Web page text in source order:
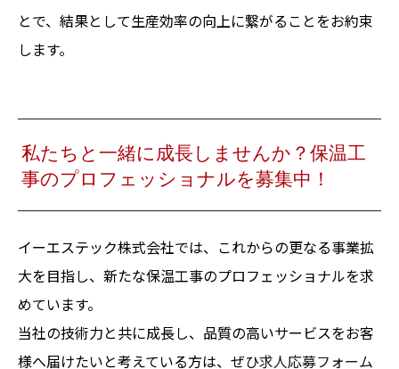
とで、結果として生産効率の向上に繋がることをお約束
します。
私たちと一緒に成長しませんか？保温工
事のプロフェッショナルを募集中！
イーエステック株式会社では、これからの更なる事業拡
大を目指し、新たな保温工事のプロフェッショナルを求
めています。
当社の技術力と共に成長し、品質の高いサービスをお客
様へ届けたいと考えている方は、ぜひ求人応募フォーム